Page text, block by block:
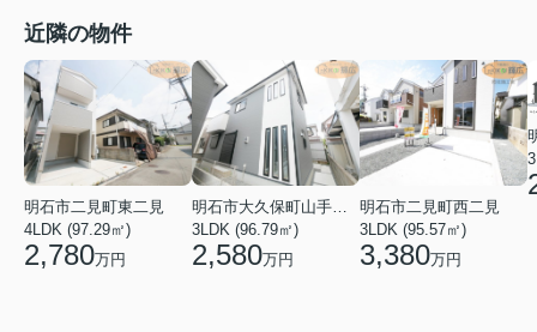
近隣の物件
明石市二見町東二見
4LDK (97.29㎡)
2,780万円
明石市大久保町山手台２丁目
3LDK (96.79㎡)
2,580万円
明石市二見町西二見
3LDK (95.57㎡)
3,380万円